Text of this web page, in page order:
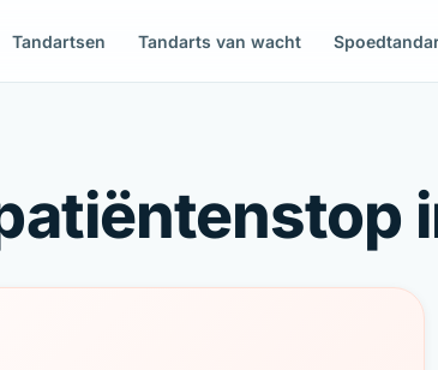
Tandartsen Tandarts van wacht